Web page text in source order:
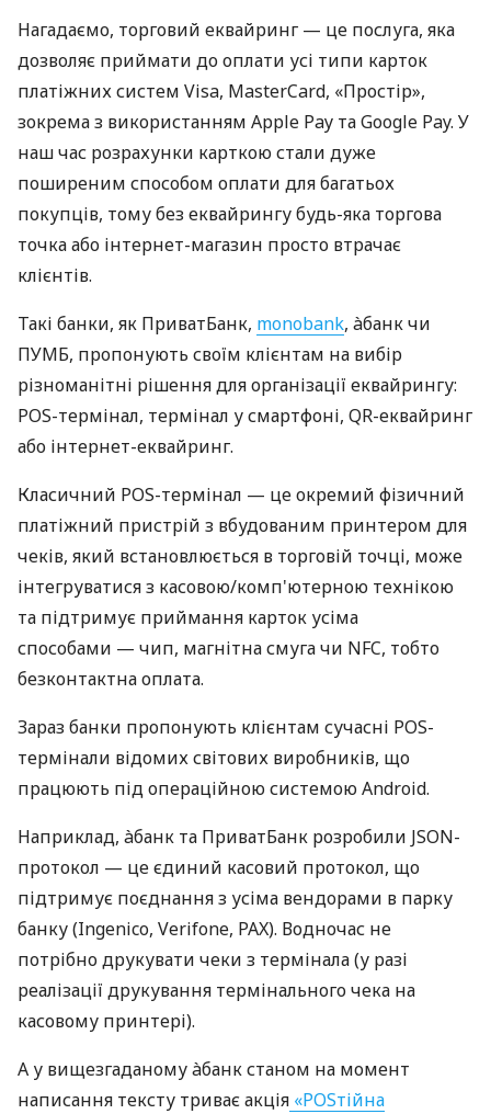
Нагадаємо, торговий еквайринг — це послуга, яка
дозволяє приймати до оплати усі типи карток
платіжних систем Visa, MasterCard, «Простір»,
зокрема з використанням Apple Pay та Google Pay. У
наш час розрахунки карткою стали дуже
поширеним способом оплати для багатьох
покупців, тому без еквайрингу будь-яка торгова
точка або інтернет-магазин просто втрачає
клієнтів.
Такі банки, як ПриватБанк, monobank, àбанк чи
ПУМБ, пропонують своїм клієнтам на вибір
різноманітні рішення для організації еквайрингу:
POS-термінал, термінал у смартфоні, QR-еквайринг
або інтернет-еквайринг.
Класичний POS-термінал — це окремий фізичний
платіжний пристрій з вбудованим принтером для
чеків, який встановлюється в торговій точці, може
інтегруватися з касовою/комп'ютерною технікою
та підтримує приймання карток усіма
способами — чип, магнітна смуга чи NFC, тобто
безконтактна оплата.
Зараз банки пропонують клієнтам сучасні POS-
термінали відомих світових виробників, що
працюють під операційною системою Android.
Наприклад, àбанк та ПриватБанк розробили JSON-
протокол — це єдиний касовий протокол, що
підтримує поєднання з усіма вендорами в парку
банку (Ingenico, Verifone, PAX). Водночас не
потрібно друкувати чеки з термінала (у разі
реалізації друкування термінального чека на
касовому принтері).
А у вищезгаданому àбанк станом на момент
написання тексту триває акція «POSтійна